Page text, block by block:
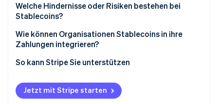
Coin-Aussteller
Zahlungsinfrastruktur
Geringere Kosten
Schnellerer Zugriff auf Geldmittel
Effizienteres Kapital
Welche Hindernisse oder Risiken bestehen bei
Stablecoins?
Lizenzierung und Regulierung variieren
Regeln für lokale Währungen sind wichtig
KYC und AML gelten weiterhin
Es gibt keinen Raum für Fehler
Wie können Organisationen Stablecoins in ihre
Zahlungen integrieren?
Beginnen Sie mit einem bestimmten Use Case
Wählen Sie Ihre Stablecoins aus
Entscheiden Sie, wie Sie Geldmittel halten möchten
So kann Stripe Sie unterstützen
Jetzt mit Stripe starten